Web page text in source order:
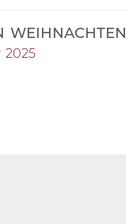
WEIHNACHTEN
2025